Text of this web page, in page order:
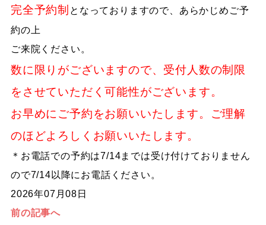
完全予約制 となっておりますので、あらかじめご予
約の上
ご来院ください。
数に限りがございますので、受付人数の制限
をさせていただく可能性がございます。
お早めにご予約をお願いいたします。ご理解
のほどよろしくお願いいたします。
＊お電話での予約は7/14までは受け付けておりません
ので7/14以降にお電話ください。
2026年07月08日
前の記事へ